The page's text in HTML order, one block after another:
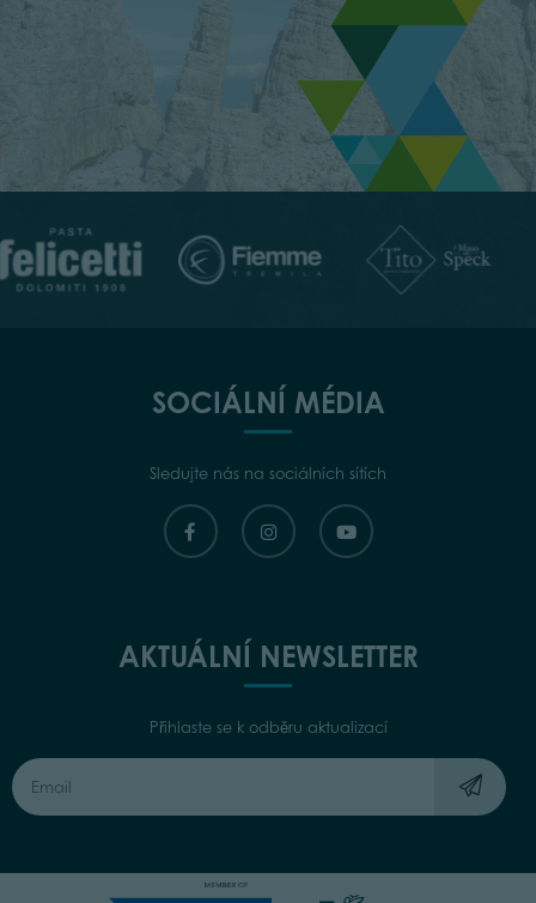
SOCIÁLNÍ MÉDIA
Sledujte nás na sociálních sítích
AKTUÁLNÍ NEWSLETTER
Přihlaste se k odběru aktualizací